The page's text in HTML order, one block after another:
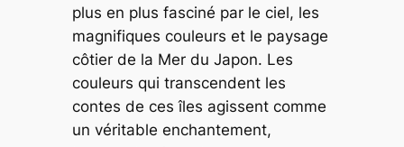
plus en plus fasciné par le ciel, les
magnifiques couleurs et le paysage
côtier de la Mer du Japon. Les
couleurs qui transcendent les
contes de ces îles agissent comme
un véritable enchantement,